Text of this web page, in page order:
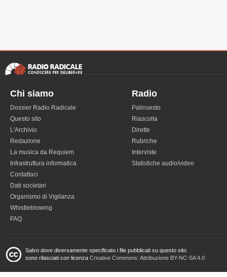
Chi siamo
Dossier Radio Radicale
Questo sito
L'Archivio
Redazione
La musica da Requiem
Infrastruttura informatica
Contattaci
Dati societari
Organismo di Vigilanza
Whistleblowing
FAQ
Radio
Palinsesto
Riascolta
Dirette
Rubriche
Interviste
Statistiche audio/video
Salvo dove diversamente specificato i file pubblicati su questo sito
sono rilasciati con licenza Creative Commons: Attribuzione BY-NC-SA 4.0